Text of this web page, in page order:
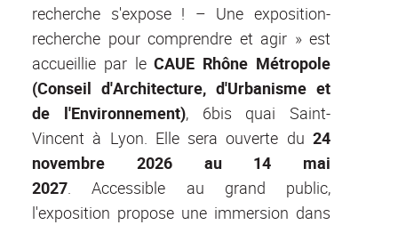
recherche s'expose ! – Une exposition-
recherche pour comprendre et agir » est
accueillie par leCAUE Rhône Métropole
(Conseil d'Architecture, d'Urbanisme et
de l'Environnement), 6bis quai Saint-
Vincent à Lyon. Elle sera ouverte du24
novembre 2026 au 14 mai
2027. Accessible au grand public,
l'exposition propose une immersion dans